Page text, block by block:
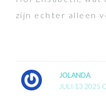
zijn echter alleen
JOLANDA
JULI 13 2025